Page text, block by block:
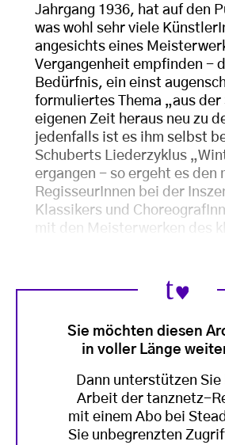
Jahrgang 1936, hat auf den
was wohl sehr viele
angesichts eines
Vergangenheit empfinden -
Bedürfnis, ein einst
formuliertes Thema „aus der
eigenen Zeit heraus neu zu
jedenfalls ist es ihm selbst
Schuberts Liederzyklus
ergangen - so ergeht es den
RegisseurInnen bei der
Klassikers und
mit den Meisterwerken des
Sie möchten diesen
in voller Länge
Dann unterstützen
Arbeit der tanznetz-
mit einem Abo bei
Sie unbegrenzten